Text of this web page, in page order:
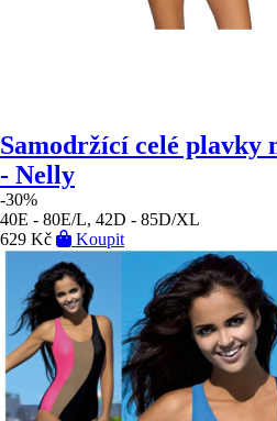
Samodržící celé plavky
- Nelly
-30%
40E - 80E/L, 42D - 85D/XL
629 Kč
Koupit